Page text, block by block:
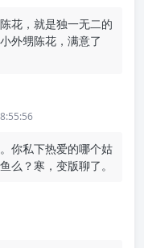
花，就是独一无二的
外甥陈花，满意了
你私下热爱的哪个姑
么？寒，变版聊了。